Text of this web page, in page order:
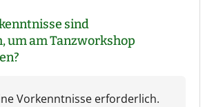
sind
um am Tanzworkshop
Vorkenntnisse erforderlich.